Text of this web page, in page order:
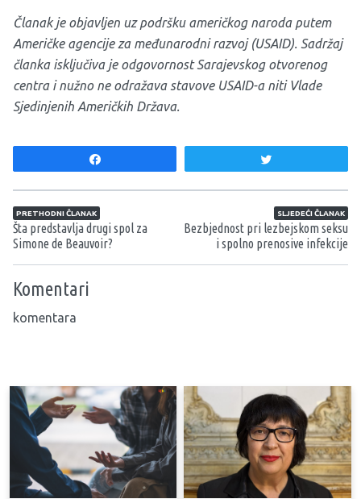
Članak je objavljen uz podršku američkog naroda putem
Američke agencije za međunarodni razvoj (USAID). Sadržaj
članka isključiva je odgovornost Sarajevskog otvorenog
centra i nužno ne odražava stavove USAID-a niti Vlade
Sjedinjenih Američkih Država.
Navigacija članaka
PRETHODNI ČLANAK
Šta predstavlja drugi spol za
Simone de Beauvoir?
SLJEDEĆI ČLANAK
Bezbjednost pri lezbejskom seksu
i spolno prenosive infekcije
Komentari
komentara